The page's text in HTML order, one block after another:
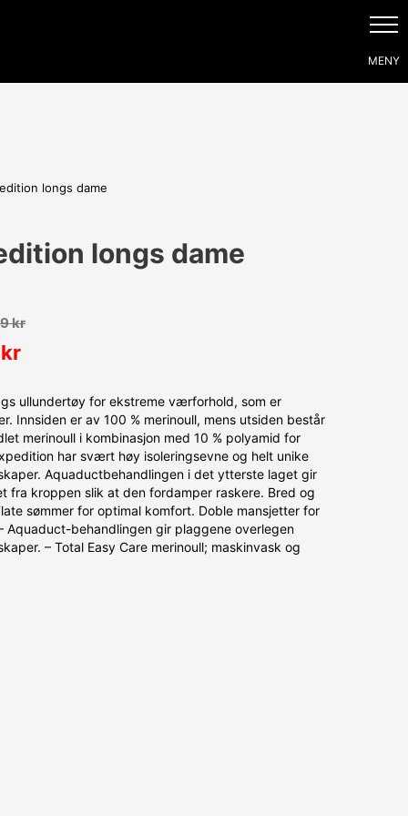
longs dame
longs dame
kr
kr
ullundertøy for ekstreme værforhold, som er
Innsiden er av 100 % merinoull, mens utsiden består
merinoull i kombinasjon med 10 % polyamid for
har svært høy isoleringsevne og helt unike
Aquaductbehandlingen i det ytterste laget gir
fra kroppen slik at den fordamper raskere. Bred og
sømmer for optimal komfort. Doble mansjetter for
Aquaduct-behandlingen gir plaggene overlegen
– Total Easy Care merinoull; maskinvask og